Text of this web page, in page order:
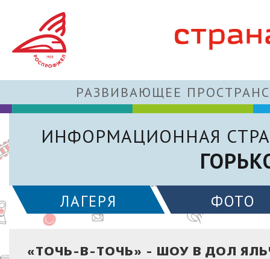
РАЗВИВАЮЩЕЕ
ИНФОРМАЦИОННАЯ
ЛАГЕРЯ ФОТО
«ТОЧЬ-В-ТОЧЬ» - ШОУ В ДОЛ